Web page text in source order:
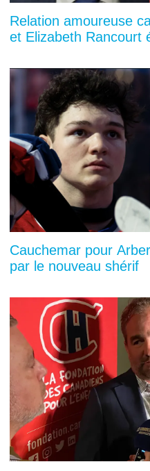
Relation amoureuse
et Elizabeth Rancourt
Cauchemar pour
par le nouveau shérif